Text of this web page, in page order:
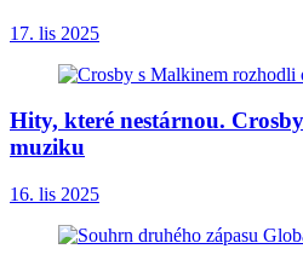
17. lis 2025
Hity, které nestárnou.
muziku
16. lis 2025